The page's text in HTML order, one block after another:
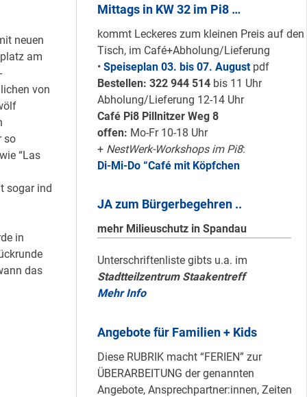
neuen
am
von
so
“Las
sogar ind
in
das
Mittags in KW 32 im Pi8 …
kommt Leckeres zum kleinen Preis auf den
Tisch, im Café+Abholung/Lieferung
• Speiseplan 03. bis 07. August pdf
Bestellen: 322 944 514bis 11 Uhr
Abholung/Lieferung 12-14 Uhr
Café Pi8 Pillnitzer Weg 8
offen: Mo-Fr 10-18 Uhr
+ NestWerk-Workshops im Pi8:
Di-Mi-Do “Café mit Köpfchen
JA zum Bürgerbegehren ..
mehr Milieuschutz in Spandau
Unterschriftenliste gibts u.a. im
Stadtteilzentrum Staakentreff
Mehr Info
Angebote für Familien + Kids
Diese RUBRIK macht “FERIEN” zur
ÜBERARBEITUNG der genannten
Angebote, Ansprechpartner:innen, Zeiten
geht & sich
ABSCHAFFEN!
Nur grüne & gelbe
Karten für den
neuen Quartiersrat
2023-25 …
Ein echtes “PLUS”
Nord …
Staaken: Immer
schön sauber
halten!
Neuer Look für’s
#Nachbarschaftmachen